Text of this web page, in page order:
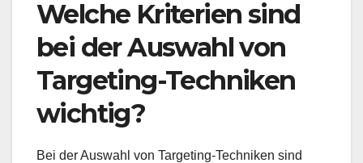
Welche Kriterien sind
bei der Auswahl von
Targeting-Techniken
wichtig?
Bei der Auswahl von Targeting-Techniken sind